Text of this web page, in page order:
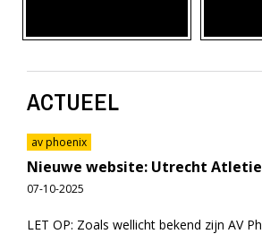
ACTUEEL
av phoenix
Nieuwe website: Utrecht
07-10-2025
LET OP: Zoals wellicht bekend zijn AV